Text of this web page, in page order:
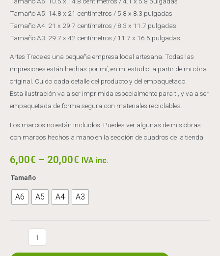
Tamaño A5: 14.8 x 21 centímetros / 5.8 x 8.3 pulgadas
Tamaño A4: 21 x 29.7 centímetros / 8.3 x 11.7 pulgadas
Tamaño A3: 29.7 x 42 centímetros / 11.7 x 16.5 pulgadas
Artes Trece es una pequeña empresa local artesana. Todas las
impresiones están hechas por mí, en mi estudio, a partir de mi obra
original. Cuido cada detalle del producto y del empaquetado.
Esta ilustración va a ser imprimida especialmente para ti, y va a ser
empaquetada de forma segura con materiales reciclables.
Los marcos no están incluidos. Puedes ver algunas de mis obras
con marcos hechos a mano en la sección de cuadros de la tienda.
6,00€ – 20,00€ IVA inc.
Tamaño
A6 A5 A4 A3